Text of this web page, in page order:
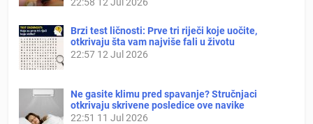
Brzi test ličnosti: Prve tri riječi koje uočite,
otkrivaju šta vam najviše fali u životu
22:57 12 Jul 2026
Ne gasite klimu pred spavanje? Stručnjaci
otkrivaju skrivene posledice ove navike
22:51 11 Jul 2026